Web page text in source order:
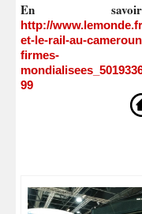
En
http://
et-le-rail-au-
firmes-
99